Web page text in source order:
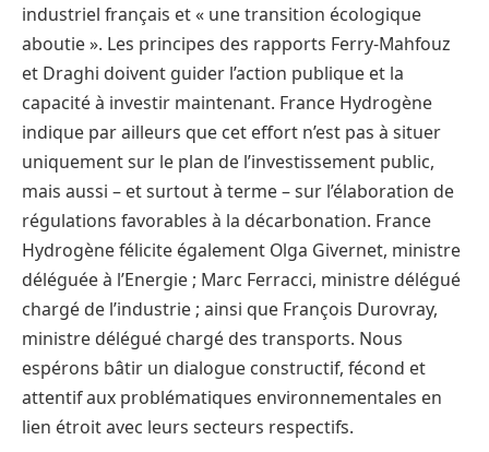
industriel français et « une transition écologique
aboutie ». Les principes des rapports Ferry-Mahfouz
et Draghi doivent guider l’action publique et la
capacité à investir maintenant. France Hydrogène
indique par ailleurs que cet effort n’est pas à situer
uniquement sur le plan de l’investissement public,
mais aussi – et surtout à terme – sur l’élaboration de
régulations favorables à la décarbonation. France
Hydrogène félicite également Olga Givernet, ministre
déléguée à l’Energie ; Marc Ferracci, ministre délégué
chargé de l’industrie ; ainsi que François Durovray,
ministre délégué chargé des transports. Nous
espérons bâtir un dialogue constructif, fécond et
attentif aux problématiques environnementales en
lien étroit avec leurs secteurs respectifs.